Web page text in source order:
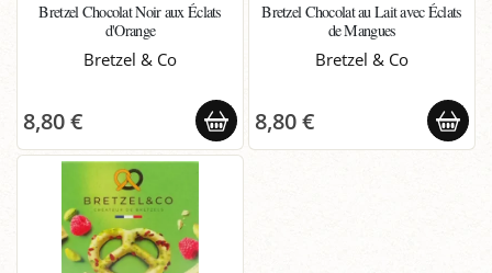
Bretzel Chocolat Noir aux Éclats
d'Orange
Bretzel & Co
8,80 €
Bretzel Chocolat au Lait avec Éclats
de Mangues
Bretzel & Co
8,80 €